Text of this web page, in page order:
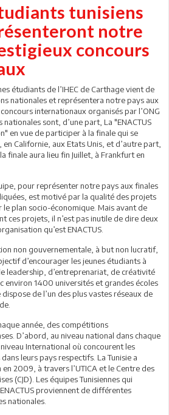
tunisiens
notre
concours
étudiants de l’IHEC de Carthage vient de
nationales et représentera notre pays aux
internationaux organisés par l’ONG
nationales sont, d’une part, La "ENACTUS
en vue de participer à la finale qui se
en Californie, aux Etats Unis, et d’autre part,
finale aura lieu fin Juillet, à Frankfurt en
pour représenter notre pays aux finales
est motivé par la qualité des projets
plan socio-économique. Mais avant de
ces projets, il n’est pas inutile de dire deux
qu’est ENACTUS.
non gouvernementale, à but non lucratif,
d’encourager les jeunes étudiants à
leadership, d’entreprenariat, de créativité
environ 1400 universités et grandes écoles
de l’un des plus vastes réseaux de
année, des compétitions
D’abord, au niveau national dans chaque
International où concourent les
leurs pays respectifs. La Tunisie a
2009, à travers l’UTICA et le Centre des
(CJD). Les équipes Tunisiennes qui
proviennent de différentes
nationales.